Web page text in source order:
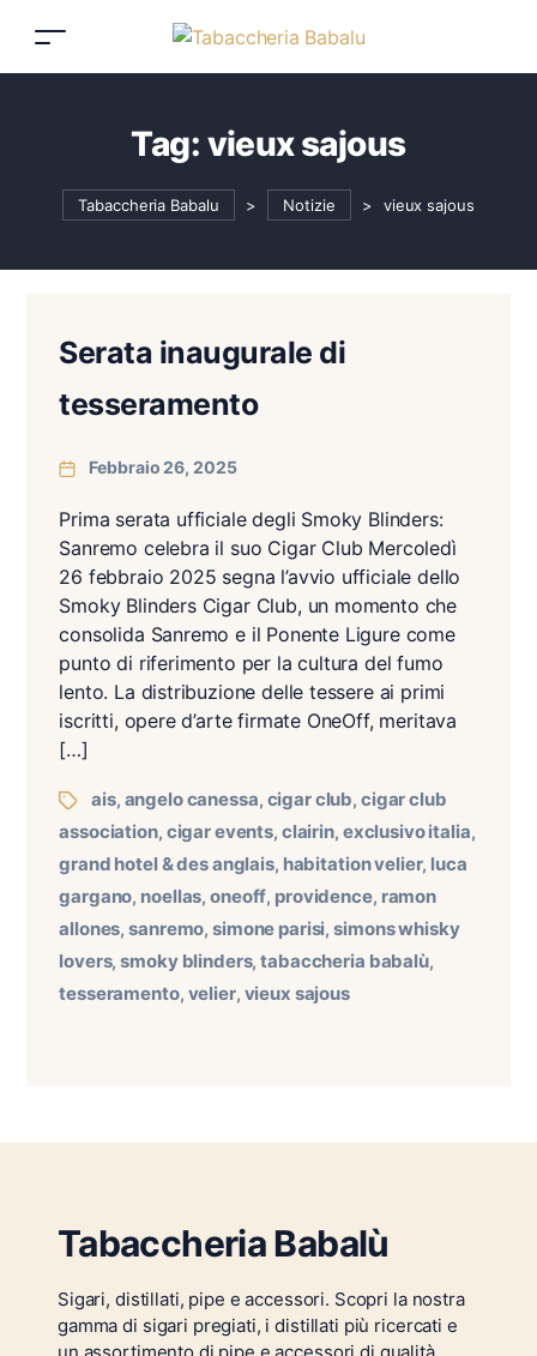
Tag: vieux sajous
Tabaccheria Babalu > Notizie > vieux sajous
Serata inaugurale di
tesseramento
Febbraio 26, 2025
Prima serata ufficiale degli Smoky Blinders:
Sanremo celebra il suo Cigar Club Mercoledì
26 febbraio 2025 segna l’avvio ufficiale dello
Smoky Blinders Cigar Club, un momento che
consolida Sanremo e il Ponente Ligure come
punto di riferimento per la cultura del fumo
lento. La distribuzione delle tessere ai primi
iscritti, opere d’arte firmate OneOff, meritava
[…]
ais, angelo canessa, cigar club,cigar club
association, cigar events, clairin, exclusivo italia,
grand hotel & des anglais, habitation velier, luca
gargano, noellas,oneoff, providence, ramon
allones,sanremo,simone parisi,simons whisky
lovers,smoky blinders,tabaccheria babalù,
tesseramento, velier, vieux sajous
Tabaccheria Babalù
Sigari, distillati, pipe e accessori. Scopri la nostra
gamma di sigari pregiati, i distillati più ricercati e